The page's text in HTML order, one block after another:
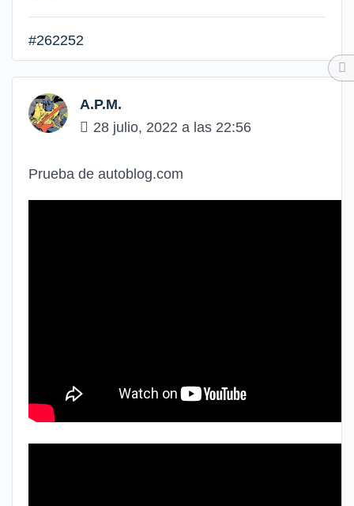
#262252
A.P.M.
28 julio, 2022 a las 22:56
Prueba de autoblog.com